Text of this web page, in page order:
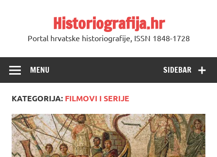
Historiografija.hr
Portal hrvatske historiografije, ISSN 1848-1728
SIDEBAR
MENU
KATEGORIJA: FILMOVI I SERIJE